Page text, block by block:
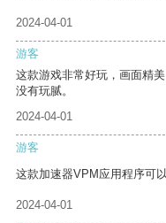
2024-04-01
游客
这款游戏非常好玩，画面精
没有玩腻。
2024-04-01
游客
这款加速器VPM应用程序可
2024-04-01